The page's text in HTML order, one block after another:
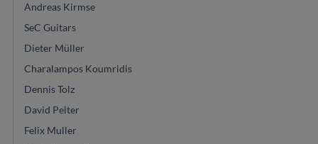
Andreas Kirmse
SeC Guitars
Dieter Müller
Charalampos Koumridis
Dennis Tolz
David Pelter
Felix Muller